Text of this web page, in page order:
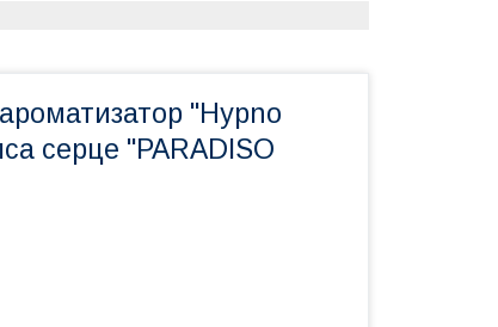
"Hypno
серце "PARADISO